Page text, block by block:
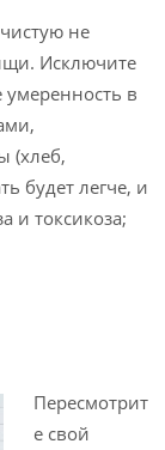
не
Исключите
в
(хлеб,
будет легче, и
и токсикоза;
Пересмотрит
е свой